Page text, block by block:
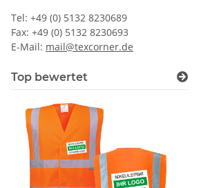
Tel: +49 (0) 5132 8230689
Fax: +49 (0) 5132 8230693
E-Mail: mail@texcorner.de
Top bewertet